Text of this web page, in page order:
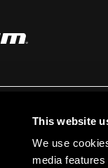
This website
We use
media